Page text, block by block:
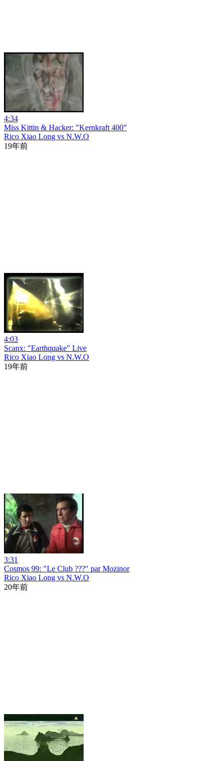
4:34
Miss Kittin & Hacker: "Kernkraft 400"
Rico Xiao Long vs N.W.O
19年前
4:03
Scanx: "Earthquake" Live
Rico Xiao Long vs N.W.O
19年前
3:31
Cosmos 99: "Le Club ???" par Mozinor
Rico Xiao Long vs N.W.O
20年前